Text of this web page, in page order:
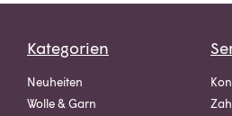
Kategorien
Neuheiten
Wolle & Garn